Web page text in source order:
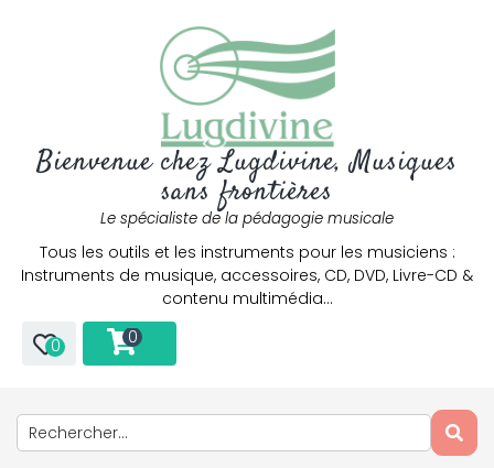
Bienvenue chez Lugdivine, Musiques
sans frontières
Le spécialiste de la pédagogie musicale
Tous les outils et les instruments pour les musiciens :
Instruments de musique, accessoires, CD, DVD, Livre-CD &
contenu multimédia…
0 0